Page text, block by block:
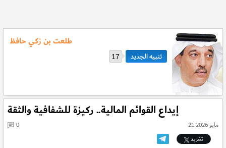
طلعت بن زكي حافظ
17
إيداع القوائم المالية.. ركيزة للشفافية والثقة
21 مايو 2026
0
تغريد